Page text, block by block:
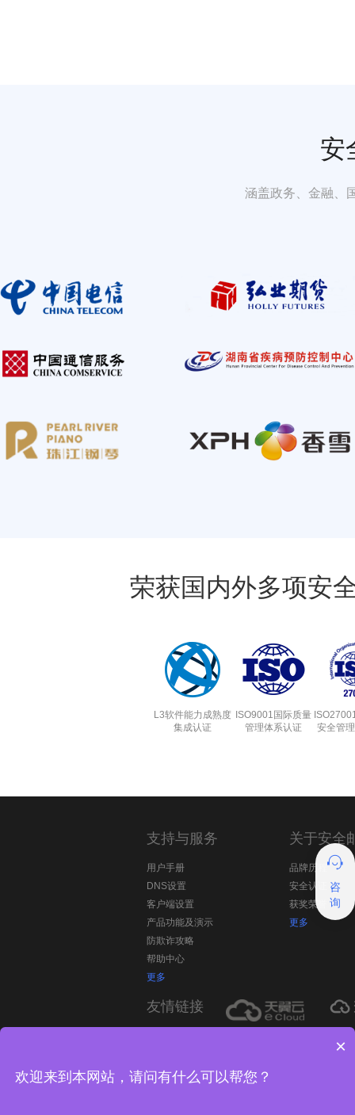
安
涵盖政务、金融、
荣获国内外多项安
L3软件能力成熟度
集成认证
ISO9001国际质量
管理体系认证
安全管
咨
询
支持与服务
用户手册
DNS设置
客户端设置
产品功能及演示
防欺诈攻略
帮助中心
更多
关于安全
品牌历程
安全认证
获奖荣誉
更多
友情链接
×
欢迎来到本网站，请问有什么可以帮您？